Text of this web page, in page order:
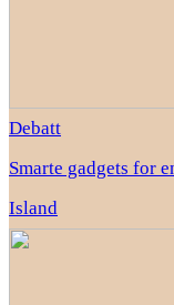
Debatt
Smarte gadgets for
Island